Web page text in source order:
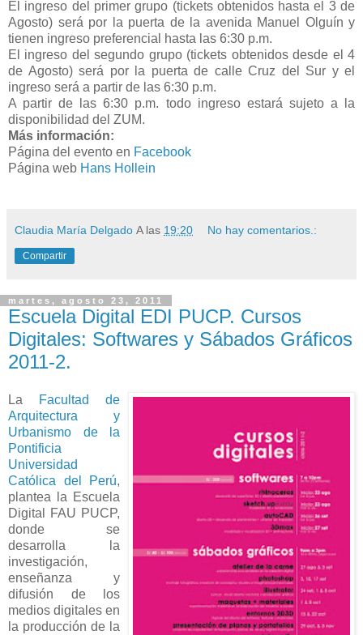
El ingreso del primer grupo (tickets obtenidos hasta el 3 de
Agosto) será por la puerta de la avenida Manuel Olguín y
tienen ingreso preferencial hasta las 6:30 p.m.
El ingreso del segundo grupo (tickets obtenidos desde el 4
de Agosto) será por la puerta de calle Cruz del Sur y el
ingreso será a partir de las 6:30 p.m.
A partir de las 6:30 p.m. todo ingreso estará sujeto a la
disponibilidad del ZUM.
Más información:
Página del evento en Facebook
Página web Hans Hollein
Claudia María Delgado A las 19:20 No hay comentarios.:
Compartir
martes, agosto 23, 2011
Escuela Digital EDI PUCP. Cursos
Digitales: Softwares y Sábados Gráficos
2011-2.
La
Facultad de
Arquitectura y
Urbanismo de la
Pontificia
Universidad
Católica del Perú,
plantea la Escuela
Digital FAU PUCP,
donde se
desarrolla la
investigación,
enseñanza y
difusión de los
medios digitales en
la producción de la